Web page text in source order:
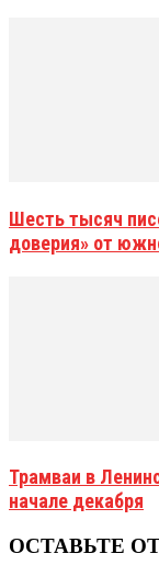
Шесть тысяч
доверия» от
Трамваи в
начале декабря
ОСТАВЬТЕ